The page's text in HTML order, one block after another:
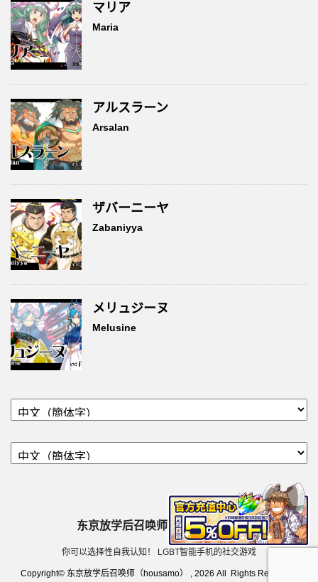
マリア
Maria
アルスラーン
Arsalan
ザバーニーヤ
Zabaniyya
メリュジーヌ
Melusine
东京放学后召唤师（housamo）
你可以选择性自我认知！ LGBT智能手机的社交游戏
Copyright© 东京放学后召唤师（housamo） , 2026 All Rights Reserved.